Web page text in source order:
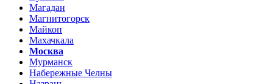
Магадан
Магнитогорск
Майкоп
Махачкала
Москва
Мурманск
Набережные Челны